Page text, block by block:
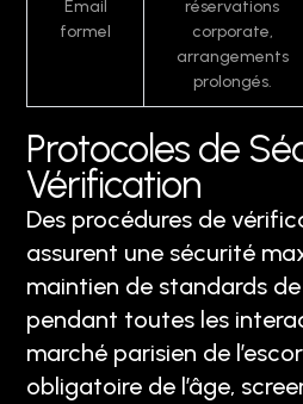
Email
formel
réservations
corporate,
arrangements
prolongés.
Protocoles de
Vérification
Des procédures de
assurent une sécurité
maintien de standards
pendant toutes les
marché parisien de
obligatoire de l’âge,